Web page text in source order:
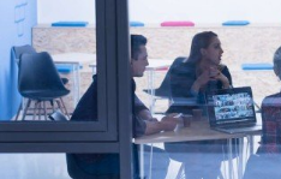
Themen
Stellenmarkt